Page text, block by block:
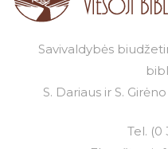
Savivaldybės
S. Dariaus ir S.
Tel. (0